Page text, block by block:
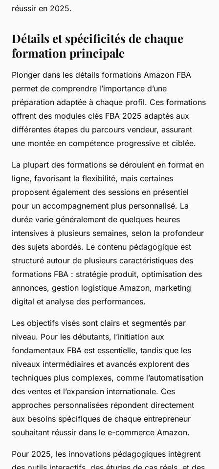
réussir en 2025.
Détails et spécificités de chaque
formation principale
Plonger dans les détails formations Amazon FBA
permet de comprendre l’importance d’une
préparation adaptée à chaque profil. Ces formations
offrent des modules clés FBA 2025 adaptés aux
différentes étapes du parcours vendeur, assurant
une montée en compétence progressive et ciblée.
La plupart des formations se déroulent en format en
ligne, favorisant la flexibilité, mais certaines
proposent également des sessions en présentiel
pour un accompagnement plus personnalisé. La
durée varie généralement de quelques heures
intensives à plusieurs semaines, selon la profondeur
des sujets abordés. Le contenu pédagogique est
structuré autour de plusieurs caractéristiques des
formations FBA : stratégie produit, optimisation des
annonces, gestion logistique Amazon, marketing
digital et analyse des performances.
Les objectifs visés sont clairs et segmentés par
niveau. Pour les débutants, l’initiation aux
fondamentaux FBA est essentielle, tandis que les
niveaux intermédiaires et avancés explorent des
techniques plus complexes, comme l’automatisation
des ventes et l’expansion internationale. Ces
approches personnalisées répondent directement
aux besoins spécifiques de chaque entrepreneur
souhaitant réussir dans le e-commerce Amazon.
Pour 2025, les innovations pédagogiques intègrent